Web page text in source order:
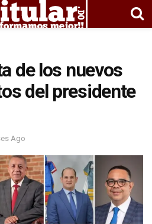
de los nuevos
del presidente
Ago